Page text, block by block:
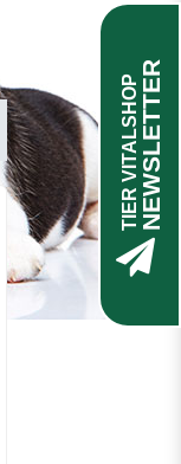
TIER VITALSHOPNEWSLETTER